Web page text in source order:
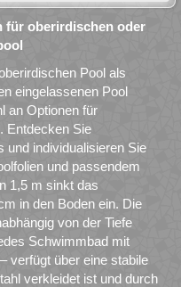
für oberirdischen oder
Pool als
eingelassenen Pool
an Optionen für
Entdecken Sie
und individualisieren Sie
und passendem
1,5 m sinkt das
in den Boden ein. Die
von der Tiefe
Schwimmbad mit
verfügt über eine stabile
verkleidet ist und durch